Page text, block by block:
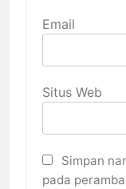
Email
Situs Web
Simpan
pada